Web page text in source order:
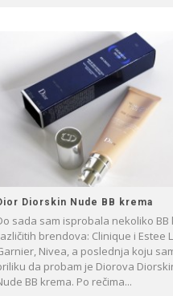
Diorskin Nude BB krema
sada sam isprobala nekoliko BB
brendova: Clinique i Estee
Nivea, a poslednja koju
da probam je Diorova
BB krema. Po rečima...